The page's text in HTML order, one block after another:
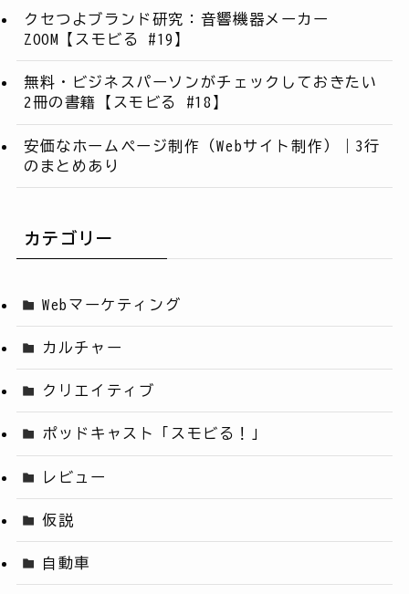
クセつよブランド研究：音響機器メーカー
ZOOM【スモビる #19】
無料・ビジネスパーソンがチェックしておきたい
2冊の書籍【スモビる #18】
安価なホームページ制作（Webサイト制作）｜3行
のまとめあり
カテゴリー
Webマーケティング
カルチャー
クリエイティブ
ポッドキャスト「スモビる！」
レビュー
仮説
自動車